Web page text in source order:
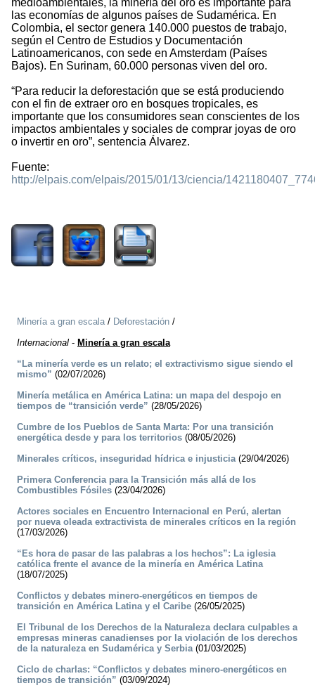
medioambientales, la minería del oro es importante para
las economías de algunos países de Sudamérica. En
Colombia, el sector genera 140.000 puestos de trabajo,
según el Centro de Estudios y Documentación
Latinoamericanos, con sede en Amsterdam (Países
Bajos). En Surinam, 60.000 personas viven del oro.
“Para reducir la deforestación que se está produciendo
con el fin de extraer oro en bosques tropicales, es
importante que los consumidores sean conscientes de los
impactos ambientales y sociales de comprar joyas de oro
o invertir en oro”, sentencia Álvarez.
Fuente:
http://elpais.com/elpais/2015/01/13/ciencia/
Minería a gran escala/ Deforestación /
Internacional - Minería a gran escala
“La minería verde es un relato; el extractivismo sigue siendo el
mismo” (02/07/2026)
Minería metálica en América Latina: un mapa del despojo en
tiempos de “transición verde” (28/05/2026)
Cumbre de los Pueblos de Santa Marta: Por una transición
energética desde y para los territorios (08/05/2026)
Minerales críticos, inseguridad hídrica e injusticia(29/04/2026)
Primera Conferencia para la Transición más allá de los
Combustibles Fósiles (23/04/2026)
Actores sociales en Encuentro Internacional en Perú, alertan
por nueva oleada extractivista de minerales críticos en la región
(17/03/2026)
“Es hora de pasar de las palabras a los hechos”: La iglesia
católica frente el avance de la minería en América Latina
(18/07/2025)
Conflictos y debates minero-energéticos en tiempos de
transición en América Latina y el Caribe (26/05/2025)
El Tribunal de los Derechos de la Naturaleza declara culpables a
empresas mineras canadienses por la violación de los derechos
de la naturaleza en Sudamérica y Serbia(01/03/2025)
Ciclo de charlas: “Conflictos y debates minero-energéticos en
tiempos de transición” (03/09/2024)